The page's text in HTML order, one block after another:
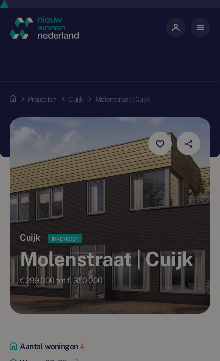
Projecten Cuijk Molenstraat | Cuijk
Cuijk IN VERKOOP
Molenstraat | Cuijk
€ 299.000 tot € 350.000
Aantal woningen4